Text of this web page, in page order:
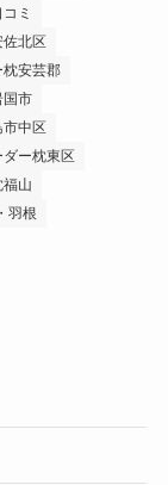
ミ
北区
枕安芸郡
国市
中区
ダー枕東区
福山
羽根